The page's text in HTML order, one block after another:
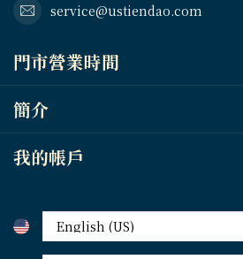
service@ustiendao.com
門市營業時間
簡介
我的帳戶